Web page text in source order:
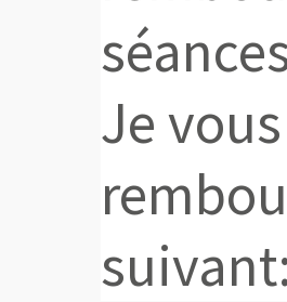
Je
suivant: